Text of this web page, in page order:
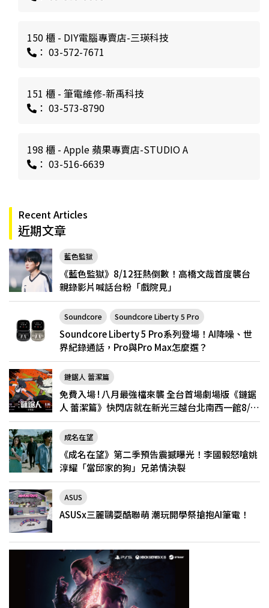
150 櫃 - DIY電腦專賣店-三瑛科技
： 03-572-7671
151 櫃 - 筆電維修-新禹科技
： 03-573-8790
198 櫃 - Apple 蘋果專賣店-STUDIO A
： 03-516-6639
Recent Articles
近期文章
藍色監獄
《藍色監獄》8/12狂熱倒數！高橋文哉首度襲台
親錄影片喊話台粉「戲院見」
Soundcore Soundcore Liberty 5 Pro
Soundcore Liberty 5 Pro系列登場！AI降噪、世
界紀錄通話，Pro與Pro Max怎麼選？
鏈鋸人 蕾潔篇
免費入場 ! 八月最強檔來襲 全台首場劇場版《鏈鋸
人 蕾潔篇》快閃店就在新光三越台北南西一館8/6
限定登場
成名在望
《成名在望》第二季預告震撼曝光！李國毅怒嗆姚
淳耀「當邱家的狗」兄弟情決裂
ASUS
ASUSx三麗鷗耍酷聯萌 潮玩開學祭搶抱AI筆電！